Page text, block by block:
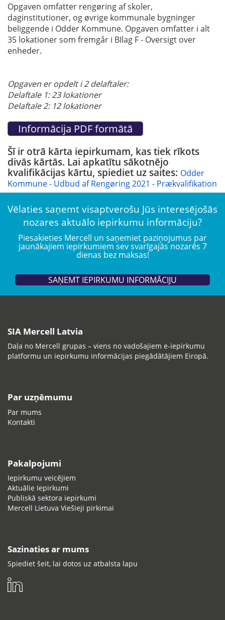
Opgaven omfatter rengøring af skoler,
daginstitutioner, og øvrige kommunale bygninger
beliggende i Odder Kommune. Opgaven omfatter i alt
35 lokationer som fremgår i BIlag F - Oversigt over
enheder.
Opgaven er opdelt i 2 delaftaler:
Delaftale 1: 23 lokationer
Delaftale 2: 12 lokationer
Šī ir otrā kārta iepirkumam, kas tiek rīkots
divās kārtās. Lai apkatītu sākotnējo
kvalifikācijas kārtu, spiediet uz saites: Odder
Kommune - Udbud af Rengøring 2021 - Prækvalifikation
Vēlaties saņemt visaptverošu Jūs interesējošās
nozares aktuālo iepirkumu informāciju?
Piesakieties Mercell un saņemiet paziņojumus par
jaunākajiem iepirkumiem sev svarīgajās nozarēs 7
dienas bez maksas!
SAŅEMT IEPIRKUMU INFORMĀCIJU
SIA Mercell Latvia
Daļa no Mercell grupas – viens no vadošajiem e-iepirkumu
platformu un iepirkumu informācijas piegādātājiem Eiropā.
Par uzņēmumu
Par mums
Kontakti
Pakalpojumi
Iepirkumu veicējiem
Aktuālie Iepirkumi
Publiskā sektora iepirkumi
Mercell Lietuva Viešieji pirkimai
Sazinaties ar mums
Spiediet šeit, lai dotos uz atbalsta lapu